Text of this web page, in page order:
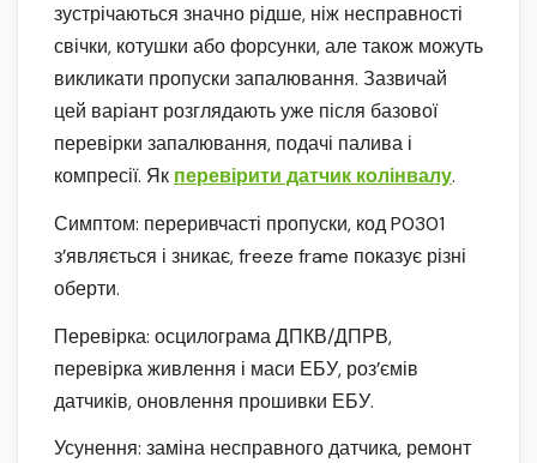
зустрічаються значно рідше, ніж несправності
свічки, котушки або форсунки, але також можуть
викликати пропуски запалювання. Зазвичай
цей варіант розглядають уже після базової
перевірки запалювання, подачі палива і
компресії. Як перевірити датчик колінвалу.
Симптом: переривчасті пропуски, код P0301
з’являється і зникає, freeze frame показує різні
оберти.
Перевірка: осцилограма ДПКВ/ДПРВ,
перевірка живлення і маси ЕБУ, роз’ємів
датчиків, оновлення прошивки ЕБУ.
Усунення: заміна несправного датчика, ремонт